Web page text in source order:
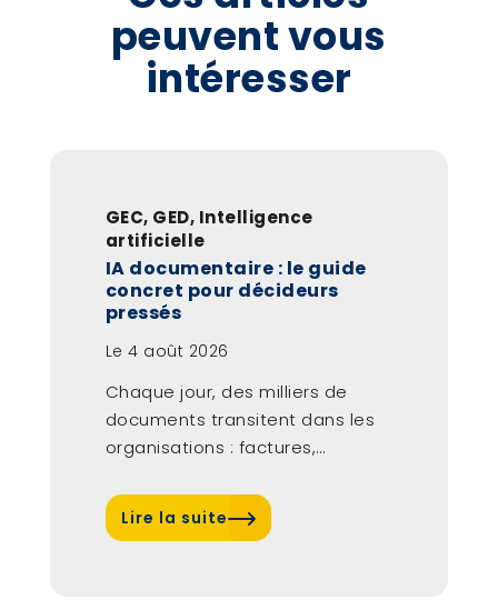
peuvent vous
intéresser
GEC, GED, Intelligence
artificielle
IA documentaire : le guide
concret pour décideurs
pressés
Le4 août 2026
Chaque jour, des milliers de
documents transitent dans les
organisations : factures,
RH…...
Lire la suite